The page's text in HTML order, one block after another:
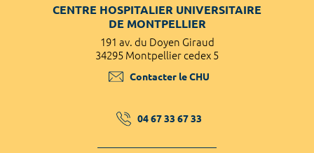
CENTRE HOSPITALIER UNIVERSITAIRE
DE MONTPELLIER
191 av. du Doyen Giraud
34295 Montpellier cedex 5
Contacter le CHU
04 67 33 67 33